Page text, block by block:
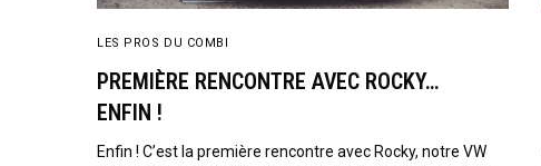
LES PROS DU COMBI
PREMIÈRE RENCONTRE AVEC ROCKY…
ENFIN !
Enfin ! C’est la première rencontre avec Rocky, notre VW